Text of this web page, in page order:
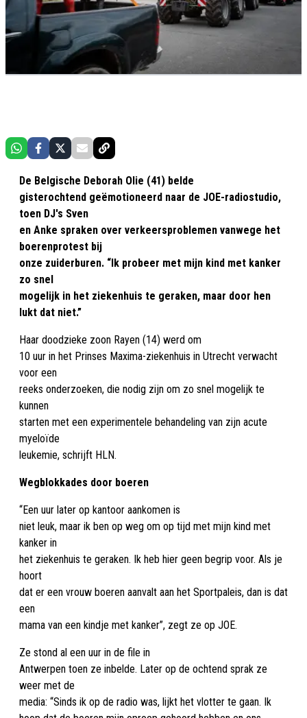
De Belgische Deborah Olie (41) belde
gisterochtend geëmotioneerd naar de JOE-radiostudio,
toen DJ's Sven
en Anke spraken over verkeersproblemen vanwege het
boerenprotest bij
onze zuiderburen. “Ik probeer met mijn kind met kanker
zo snel
mogelijk in het ziekenhuis te geraken, maar door hen
lukt dat niet.”
Haar doodzieke zoon Rayen (14) werd om
10 uur in het Prinses Maxima-ziekenhuis in Utrecht verwacht
voor een
reeks onderzoeken, die nodig zijn om zo snel mogelijk te
kunnen
starten met een experimentele behandeling van zijn acute
myeloïde
leukemie, schrijft HLN.
Wegblokkades door boeren
“Een uur later op kantoor aankomen is
niet leuk, maar ik ben op weg om op tijd met mijn kind met
kanker in
het ziekenhuis te geraken. Ik heb hier geen begrip voor. Als je
hoort
dat er een vrouw boeren aanvalt aan het Sportpaleis, dan is dat
een
mama van een kindje met kanker”, zegt ze op JOE.
Ze stond al een uur in de file in
Antwerpen toen ze inbelde. Later op de ochtend sprak ze
weer met de
media: “Sinds ik op de radio was, lijkt het vlotter te gaan. Ik